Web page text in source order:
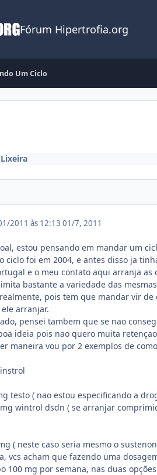
Fórum Hipertrofia.org
Um Ciclo
Lixeira
2011 às 12:13 01/7, 2011
estou pensando em mandar um
ciclo foi em 2004, e antes disso ja
e o meu contato aqui arranja
bastante a variedade das
pois tem que mandar vir
arranjar.
pensei tambem que se nao
ideia pois nao quero muita
maneira vou por 2 exemplos de
testo ( nao estou especificando a
wintrol dsdn ( se arranjar
( neste caso seria mesmo o
vcs acham que fazendo uma
100 mg por semana, nas duas